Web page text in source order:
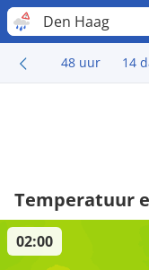
Den Haag
48 uur 14
Temperatuur
02:00